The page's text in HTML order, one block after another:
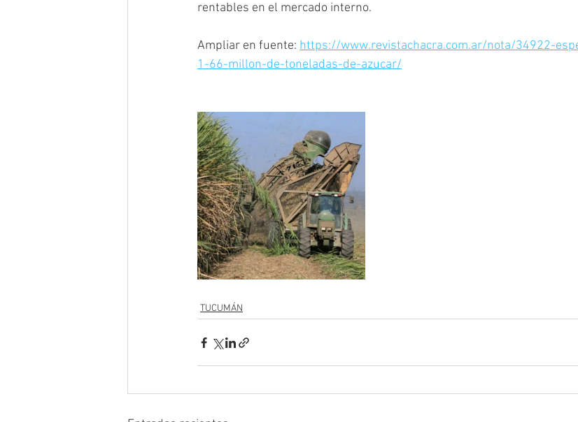
rentables en el mercado interno.
Ampliar en fuente: https://www.revistachacra.com.ar/nota/34922-
1-66-millon-de-toneladas-de-azucar/
TUCUMÁN